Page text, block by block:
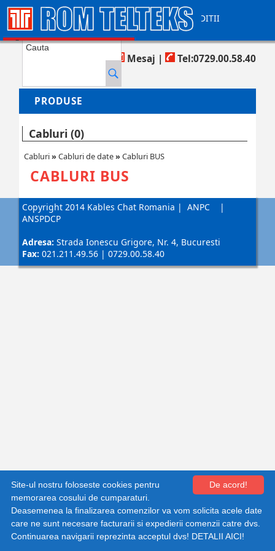
CONTACT AJUTOR TERMENI SI CONDITII
COS DE CUMPARATURI
Mesaj | Tel:0729.00.58.40
PRODUSE
Cabluri (0)
CABLURI BUS
Cabluri»Cabluri de date»Cabluri BUS
Copyright 2014 Kables Chat Romania |ANPC |
ANSPDCP
Adresa: Strada Ionescu Grigore, Nr. 4, Bucuresti
Fax: 021.211.49.56 | 0729.00.58.40
De acord!
Site-ul nostru foloseste cookies pentru
memorarea cosului de cumparaturi.
Deasemenea la finalizarea comenzilor va vom solicita acele date
care ne sunt necesare facturarii si expedierii comenzii catre dvs.
Continuarea navigarii reprezinta acceptul dvs! DETALII AICI!